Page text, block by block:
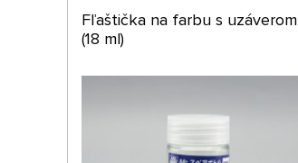
Fľaštička na farbu s uzáverom
(18 ml)